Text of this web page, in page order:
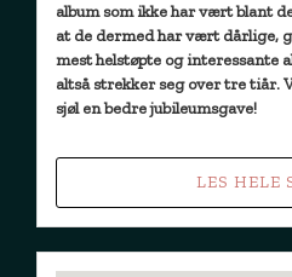
album som ikke har vært blant
at de dermed har vært dårlige,
mest helstøpte og interessante
altså strekker seg over tre tiår.
sjøl en bedre jubileumsgave!
LES HELE